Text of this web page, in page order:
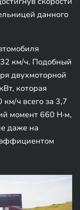
данного
км/ч. Подобный
двухмоторной
которая
км/ч всего за 3,7
момент 660 Н·м,
даже на